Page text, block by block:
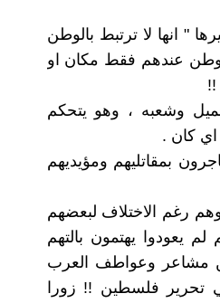
" انها لا ترتبط بالوطن
عندهم فقط مكان او
!!
وشعبه ، وهو يتحكم
اي كان .
بمقاتليهم ومؤيديهم
رغم الاختلاف لبعضهم
يعودوا يهتمون بالتهم
مشاعر وعواطف العرب
فلسطين !! زورا